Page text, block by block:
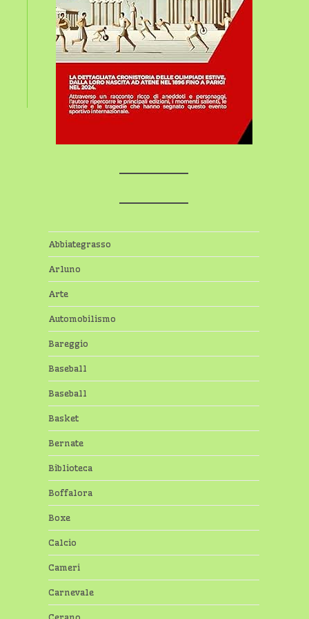
Abbiategrasso
Arluno
Arte
Automobilismo
Bareggio
Baseball
Baseball
Basket
Bernate
Biblioteca
Boffalora
Boxe
Calcio
Cameri
Carnevale